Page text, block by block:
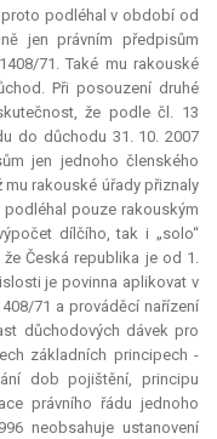
podléhal v období od
jen právním předpisům
71. Také mu rakouské
Při posouzení druhé
že podle čl. 13
do důchodu 31. 10. 2007
jen jednoho členského
mu rakouské úřady přiznaly
pouze rakouským
dílčího, tak i „solo“
Česká republika je od 1.
je povinna aplikovat v
71 a prováděcí nařízení
důchodových dávek pro
základních principech -
dob pojištění, principu
právního řádu jednoho
neobsahuje ustanovení